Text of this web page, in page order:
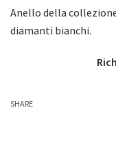
Anello della
diamanti bianchi.
SHARE